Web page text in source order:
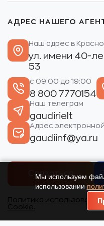
АДРЕС НАШЕГО
Наш адрес в
ул. имени 40-
53
с 09:00 до 19:00
8 800 7770154
Наш телеграм
gaudirielt
Адрес
gaudiinf@ya.ru
Связаться
Политика использования
Cookie.
Мы используем
использовании